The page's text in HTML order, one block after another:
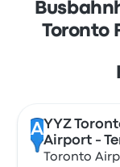
Toronto
AYYZ
Airport -
Toronto